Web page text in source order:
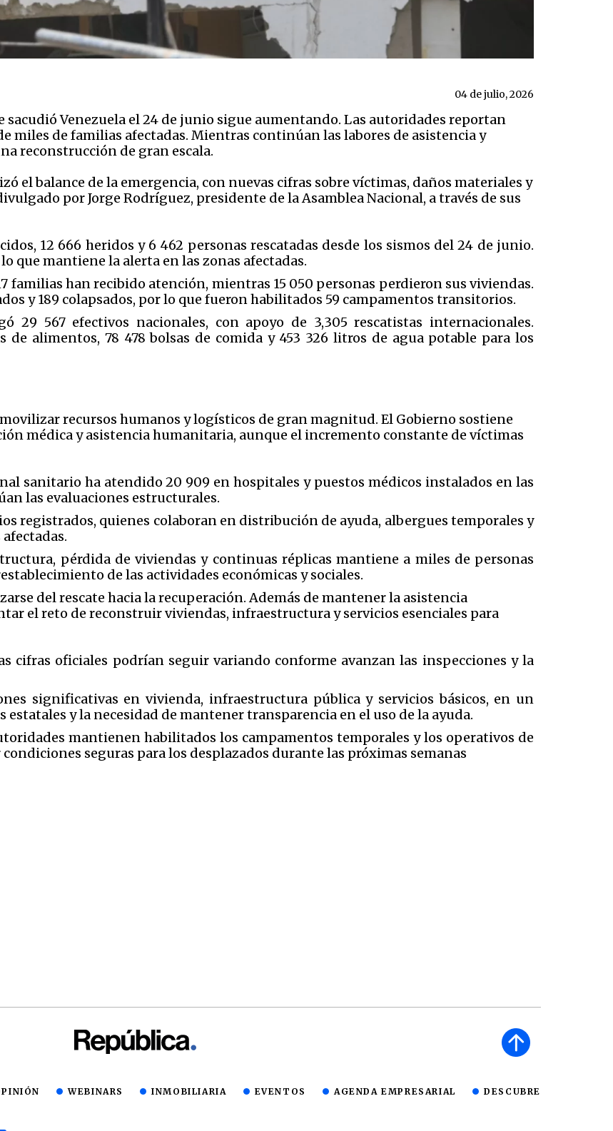
04 de julio, 2026
sacudió Venezuela el 24 de junio sigue aumentando. Las autoridades reportan
miles de familias afectadas. Mientras continúan las labores de asistencia y
reconstrucción de gran escala.
el balance de la emergencia, con nuevas cifras sobre víctimas, daños materiales y
por Jorge Rodríguez, presidente de la Asamblea Nacional, a través de sus
12 666 heridos y 6 462 personas rescatadas desde los sismos del 24 de junio.
que mantiene la alerta en las zonas afectadas.
familias han recibido atención, mientras 15 050 personas perdieron sus viviendas.
y 189 colapsados, por lo que fueron habilitados 59 campamentos transitorios.
29 567 efectivos nacionales, con apoyo de 3,305 rescatistas internacionales.
de alimentos, 78 478 bolsas de comida y 453 326 litros de agua potable para los
recursos humanos y logísticos de gran magnitud. El Gobierno sostiene
médica y asistencia humanitaria, aunque el incremento constante de víctimas
sanitario ha atendido 20 909 en hospitales y puestos médicos instalados en las
las evaluaciones estructurales.
registrados, quienes colaboran en distribución de ayuda, albergues temporales y
pérdida de viviendas y continuas réplicas mantiene a miles de personas
de las actividades económicas y sociales.
del rescate hacia la recuperación. Además de mantener la asistencia
el reto de reconstruir viviendas, infraestructura y servicios esenciales para
cifras oficiales podrían seguir variando conforme avanzan las inspecciones y la
significativas en vivienda, infraestructura pública y servicios básicos, en un
y la necesidad de mantener transparencia en el uso de la ayuda.
mantienen habilitados los campamentos temporales y los operativos de
seguras para los desplazados durante las próximas semanas
WEBINARS INMOBILIARIA EVENTOS AGENDA EMPRESARIAL DESCUBRE